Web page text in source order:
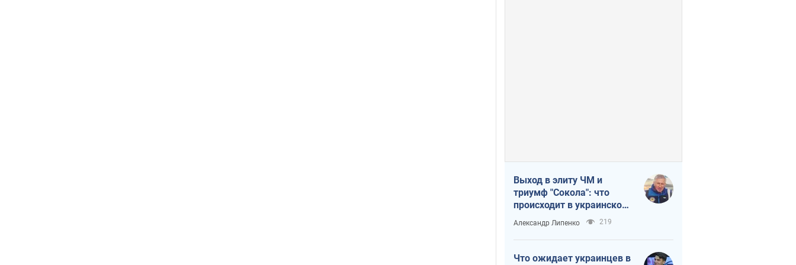
Выход в элиту ЧМ и
триумф "Сокола": что
происходит в украинском
хоккее
Александр Липенко 219
Что ожидает украинцев в